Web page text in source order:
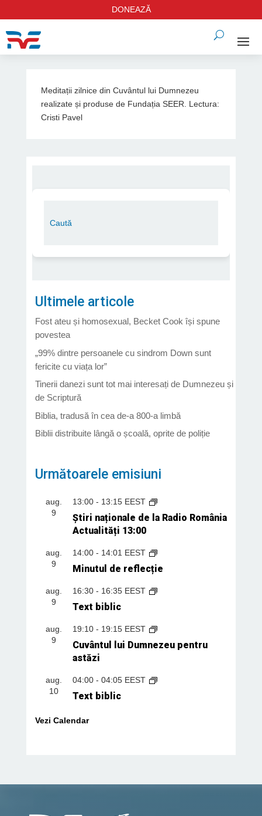
DONEAZĂ
Meditații zilnice din Cuvântul lui Dumnezeu
realizate și produse de Fundația SEER. Lectura:
Cristi Pavel
Ultimele articole
Fost ateu și homosexual, Becket Cook își spune
povestea
„99% dintre persoanele cu sindrom Down sunt
fericite cu viața lor”
Tinerii danezi sunt tot mai interesați de Dumnezeu și
de Scriptură
Biblia, tradusă în cea de-a 800-a limbă
Biblii distribuite lângă o școală, oprite de poliție
Următoarele emisiuni
aug.
9
13:00- 13:15 EEST
Știri naționale de la Radio România
Actualități 13:00
aug.
9
14:00- 14:01 EEST
Minutul de reflecție
aug.
9
16:30- 16:35 EEST
Text biblic
aug.
9
19:10- 19:15 EEST
Cuvântul lui Dumnezeu pentru
astăzi
aug.
10
04:00- 04:05 EEST
Text biblic
Vezi Calendar